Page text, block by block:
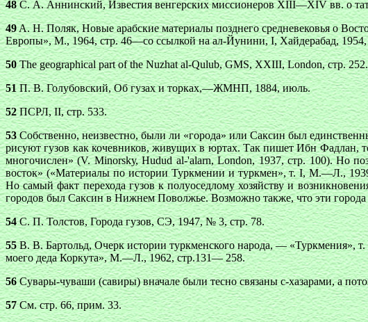
48С. А. Аннинский, Известия венгерских миссионеров XIII—XIV вв. о
49A. Н. Поляк, Новые арабские материалы позднего средневековья о
Европы», М., 1964, стр. 46—со ссылкой на ал-Йунини, I, Хайдерабад, 1954,
50The geographical part of the Nuzhat al-Qulub, GMS, XXIII, London, стр. 252.
51П. В. Голубовский, Об гузах и торках,—ЖМНП, 1884, июль.
52ПСРЛ, II, стр. 533.
53Собственно, неизвестно, были ли «города» или Саксин был
рисуют гузов как кочевников, живущих в юртах. Так пишет Ибн Фадлан,
многочислен» (V. Мinоrskу, Hudud al-'alarn, London, 1937, стр. 100). Но
восток» («Материалы по истории Туркмении и туркмен», т. I, М.—Л.,
Но самый факт перехода гузов к полуоседлому хозяйству и
городов был Саксин в Нижнем Поволжье. Возможно также, что эти
54С. П. Толстов, Города гузов, СЭ, 1947, № 3, стр. 78.
55В. В. Бартольд, Очерк истории туркменского народа, —
моего деда Коркута», М.—Л., 1962, стр.131— 258.
56Сувары-чуваши (савиры) вначале были тесно связаны с-хазарами, а
57См. стр. 66, прим. 33.